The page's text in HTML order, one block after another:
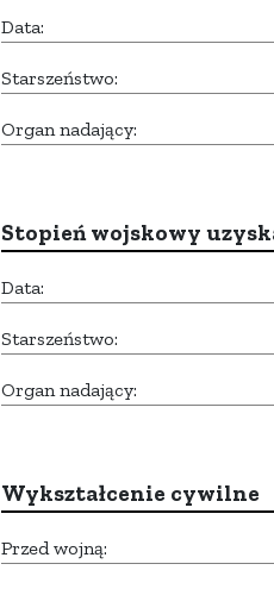
Data:
Starszeństwo:
Organ nadający:
Stopień wojskowy
Data:
Starszeństwo:
Organ nadający:
Wykształcenie cywilne
Przed wojną: